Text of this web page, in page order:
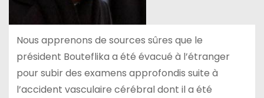
Nous apprenons de sources sûres que le
président Bouteflika a été évacué à l’étranger
pour subir des examens approfondis suite à
l’accident vasculaire cérébral dont il a été